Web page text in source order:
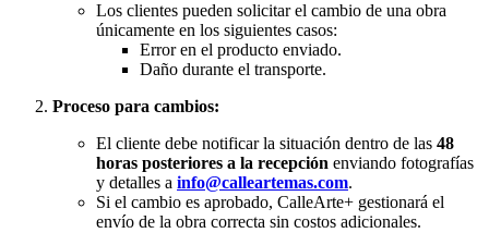
Los clientes pueden solicitar el cambio de una obra
únicamente en los siguientes casos:
Error en el producto enviado.
Daño durante el transporte.
Proceso para cambios:
El cliente debe notificar la situación dentro de las 48
horas posteriores a la recepción enviando fotografías
y detalles a info@calleartemas.com.
Si el cambio es aprobado, CalleArte+ gestionará el
envío de la obra correcta sin costos adicionales.